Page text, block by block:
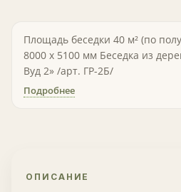
Площадь беседки 40 м² (по
8000 х 5100 мм Беседка из
Вуд 2» /арт. ГР-2Б/
Подробнее
ОПИСАНИЕ